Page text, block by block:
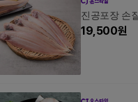
진공포장 손
19,500원